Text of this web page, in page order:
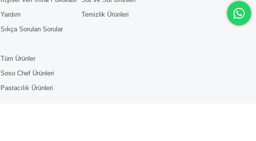
Yardım
Sıkça Sorulan Sorular
Tüm Ürünler
Soso Chef Ürünleri
Pastacılık Ürünleri
Temizlik Ürünleri